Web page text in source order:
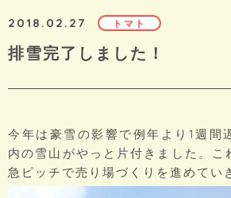
2018.02.27 トマト
排雪完了しました！
今年は豪雪の影響で例年より1週間
内の雪山がやっと片付きました。こ
急ピッチで売り場づくりを進めてい